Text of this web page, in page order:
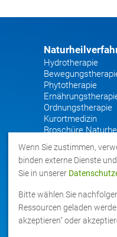
Hydrotherapie
Phytotherapie
Ordnungstherapie
Kurortmedizin
Broschüre
Wenn Sie zustimmen,
binden externe Dienste
Sie in unserer
Bitte wählen Sie
Ressourcen geladen
akzeptieren" oder